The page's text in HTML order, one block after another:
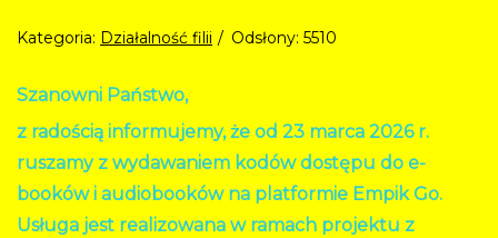
Kategoria: Działalność filii Odsłony: 5510
Szanowni Państwo,
z radością informujemy, że od 23 marca 2026 r.
ruszamy z wydawaniem kodów dostępu do e-
booków i audiobooków na platformie Empik Go.
Usługa jest realizowana w ramach projektu z